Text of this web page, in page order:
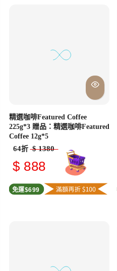
精選咖啡Featured Coffee
225g*3 贈品：精選咖啡Featured
Coffee 12g*5
64折 $ 1380
$ 888
免運$699